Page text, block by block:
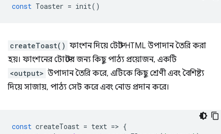
const Toaster = init()
createToast() ফাংশন দিয়ে টোস্ট HTML উপাদান তৈরি করা
হয়। ফাংশনের টোস্টের জন্য কিছু পাঠ্য প্রয়োজন, একটি
<output> উপাদান তৈরি করে, এটিকে কিছু শ্রেণী এবং বৈশিষ্ট্য
দিয়ে সাজায়, পাঠ্য সেট করে এবং নোড প্রদান করে।
const createToast = text => {